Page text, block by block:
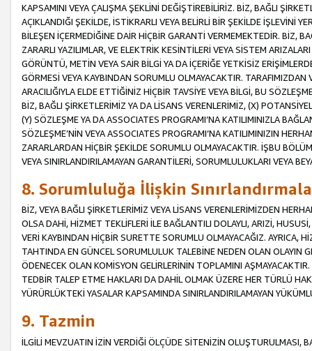
KAPSAMINI VEYA ÇALIŞMA ŞEKLİNİ DEĞİŞTİREBİLİRİZ. BİZ, BAĞLI
AÇIKLANDIĞI ŞEKİLDE, İSTİKRARLI VEYA BELİRLİ BİR ŞEKİLDE İŞLEVİNİ
BİLEŞEN İÇERMEDİĞİNE DAİR HİÇBİR GARANTİ VERMEMEKTEDİR. BİZ,
ZARARLI YAZILIMLAR, VE ELEKTRİK KESİNTİLERİ VEYA SİSTEM
GÖRÜNTÜ, METİN VEYA SAİR BİLGİ YA DA İÇERİĞE YETKİSİZ
GÖRMESİ VEYA KAYBINDAN SORUMLU OLMAYACAKTIR.
ARACILIĞIYLA ELDE ETTİĞİNİZ HİÇBİR TAVSİYE VEYA BİLGİ, BU
BİZ, BAĞLI ŞİRKETLERİMİZ YA DA LİSANS VERENLERİMİZ, (X)
(Y) SÖZLEŞME YA DA ASSOCIATES PROGRAMI’NA KATILIMINIZLA
SÖZLEŞME’NİN VEYA ASSOCIATES PROGRAMI’NA KATILIMINIZIN
ZARARLARDAN HİÇBİR ŞEKİLDE SORUMLU OLMAYACAKTIR. İŞBU
VEYA SINIRLANDIRILAMAYAN GARANTİLERİ, SORUMLULUKLARI VEYA
8. Sorumluluğa İlişkin
BİZ, VEYA BAĞLI ŞİRKETLERİMİZ VEYA LİSANS VERENLERİMİZDEN
OLSA DAHİ, HİZMET TEKLİFLERİ İLE BAĞLANTILI DOLAYLI, ARIZİ,
VERİ KAYBINDAN HİÇBİR SURETTE SORUMLU OLMAYACAĞIZ. AYRICA,
TAHTINDA EN GÜNCEL SORUMLULUK TALEBİNE NEDEN OLAN OLAYIN
ÖDENECEK OLAN KOMİSYON GELİRLERİNİN TOPLAMINI
TEDBİR TALEP ETME HAKLARI DA DAHİL OLMAK ÜZERE HER TÜRLÜ
YÜRÜRLÜKTEKİ YASALAR KAPSAMINDA SINIRLANDIRILAMAYAN
9. Tazmin
İLGİLİ MEVZUATIN İZİN VERDİĞİ ÖLÇÜDE SİTENİZİN OLUŞTURULMASI,